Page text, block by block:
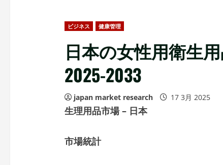
ビジネス 健康管理
日本の女性用衛生
2025-2033
japan market research 17 3月 2025
生理用品市場 – 日本
市場統計